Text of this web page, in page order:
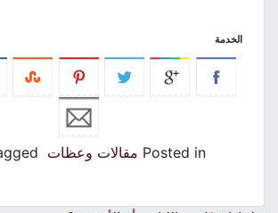
الخدمة
Posted in مقالات وعظات Tagged